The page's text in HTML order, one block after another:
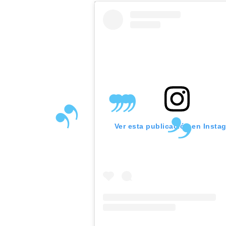
Ver esta publicación en